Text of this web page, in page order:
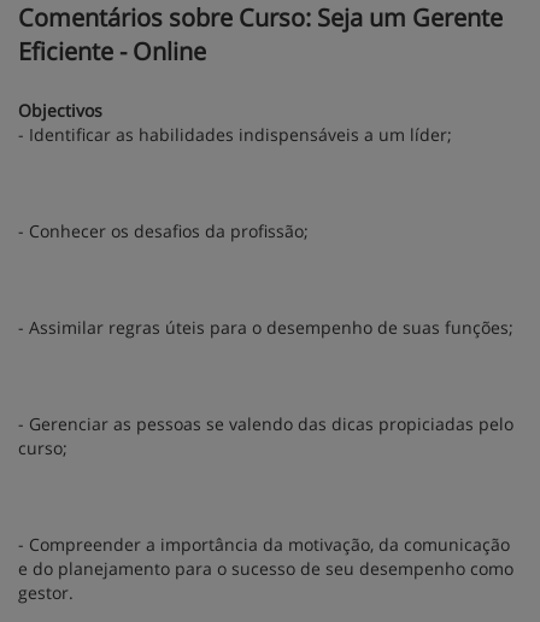
Comentários sobre Curso: Seja um Gerente
Eficiente - Online
Objectivos
- Identificar as habilidades indispensáveis a um líder;
- Conhecer os desafios da profissão;
- Assimilar regras úteis para o desempenho de suas funções;
- Gerenciar as pessoas se valendo das dicas propiciadas pelo
curso;
- Compreender a importância da motivação, da comunicação
e do planejamento para o sucesso de seu desempenho como
gestor.